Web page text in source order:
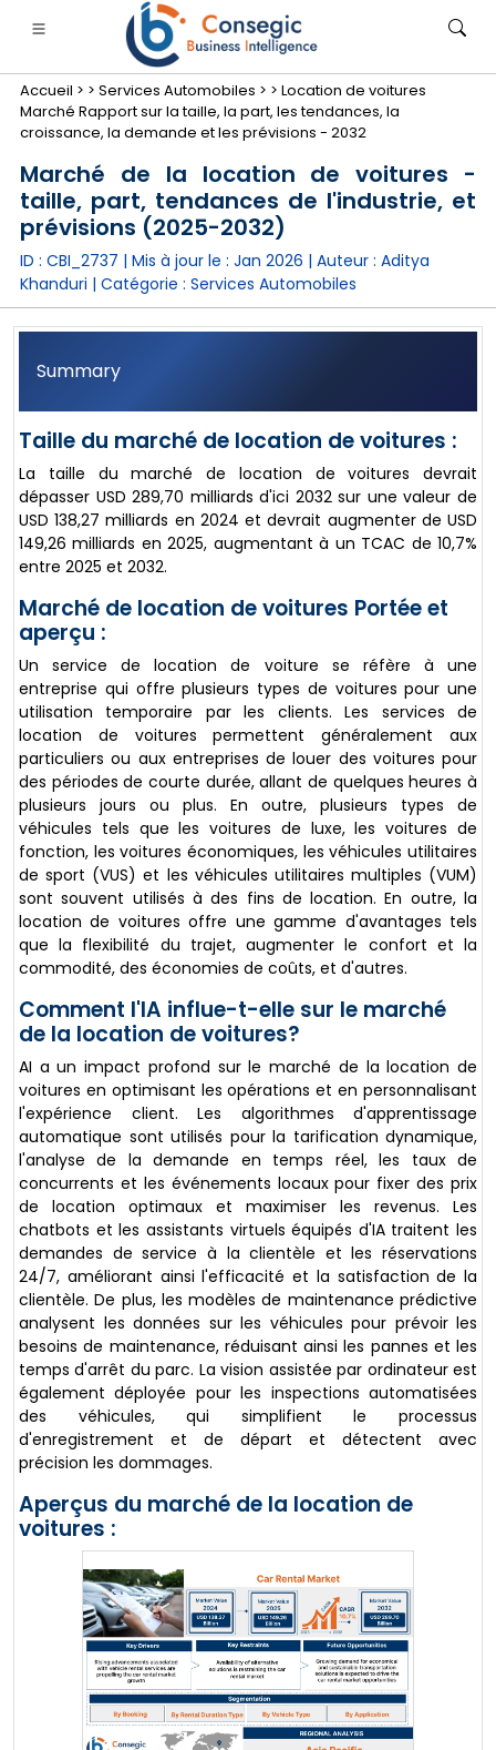
services financiers et assurance
• Biens de consommation
• Énergie et électricité
• étude de cas
Accueil > > Services Automobiles > > Location de voitures
Marché Rapport sur la taille, la part, les tendances, la
croissance, la demande et les prévisions - 2032
Marché de la location de voitures -
taille, part, tendances de l'industrie, et
prévisions (2025-2032)
ID : CBI_2737 | Mis à jour le : Jan 2026 | Auteur : Aditya
Khanduri | Catégorie : Services Automobiles
Summary
Taille du marché de location de voitures :
La taille du marché de location de voitures devrait
dépasser USD 289,70 milliards d'ici 2032 sur une valeur de
USD 138,27 milliards en 2024 et devrait augmenter de USD
149,26 milliards en 2025, augmentant à un TCAC de 10,7%
entre 2025 et 2032.
Marché de location de voitures Portée et
aperçu :
Un service de location de voiture se réfère à une
entreprise qui offre plusieurs types de voitures pour une
utilisation temporaire par les clients. Les services de
location de voitures permettent généralement aux
particuliers ou aux entreprises de louer des voitures pour
des périodes de courte durée, allant de quelques heures à
plusieurs jours ou plus. En outre, plusieurs types de
véhicules tels que les voitures de luxe, les voitures de
fonction, les voitures économiques, les véhicules utilitaires
de sport (VUS) et les véhicules utilitaires multiples (VUM)
sont souvent utilisés à des fins de location. En outre, la
location de voitures offre une gamme d'avantages tels
que la flexibilité du trajet, augmenter le confort et la
commodité, des économies de coûts, et d'autres.
Comment l'IA influe-t-elle sur le marché
de la location de voitures?
AI a un impact profond sur le marché de la location de
voitures en optimisant les opérations et en personnalisant
l'expérience client. Les algorithmes d'apprentissage
automatique sont utilisés pour la tarification dynamique,
l'analyse de la demande en temps réel, les taux de
concurrents et les événements locaux pour fixer des prix
de location optimaux et maximiser les revenus. Les
chatbots et les assistants virtuels équipés d'IA traitent les
demandes de service à la clientèle et les réservations
24/7, améliorant ainsi l'efficacité et la satisfaction de la
clientèle. De plus, les modèles de maintenance prédictive
analysent les données sur les véhicules pour prévoir les
besoins de maintenance, réduisant ainsi les pannes et les
temps d'arrêt du parc. La vision assistée par ordinateur est
également déployée pour les inspections automatisées
des véhicules, qui simplifient le processus
d'enregistrement et de départ et détectent avec
précision les dommages.
Aperçus du marché de la location de
voitures :